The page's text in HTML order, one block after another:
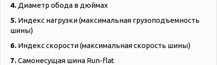
4. Диаметр обода в дюймах
5. Индекс нагрузки (максимальная грузоподъемность
шины)
6. Индекс скорости (максимальная скорость шины)
7.Самонесущая шина Run-flat